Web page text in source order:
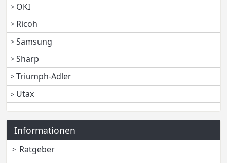
OKI
Ricoh
Samsung
Sharp
Triumph-Adler
Utax
Informationen
Ratgeber